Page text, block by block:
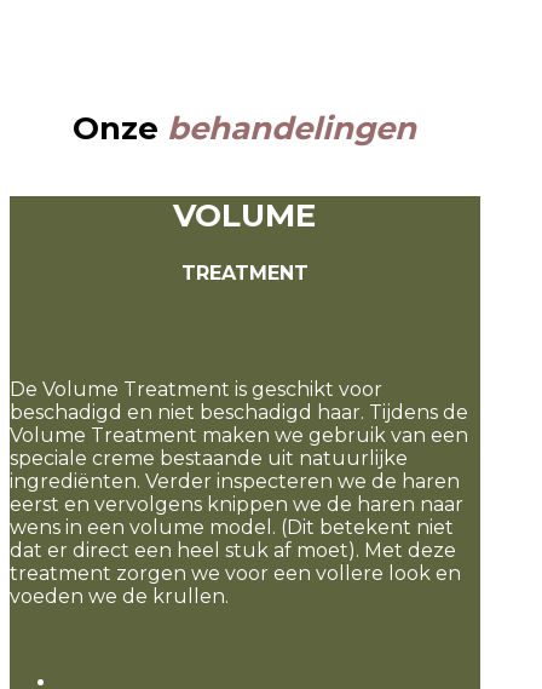
Onze behandelingen
VOLUME
TREATMENT
De Volume Treatment is geschikt voor
beschadigd en niet beschadigd haar. Tijdens de
Volume Treatment maken we gebruik van een
speciale creme bestaande uit natuurlijke
ingrediënten. Verder inspecteren we de haren
eerst en vervolgens knippen we de haren naar
wens in een volume model. (Dit betekent niet
dat er direct een heel stuk af moet). Met deze
treatment zorgen we voor een vollere look en
voeden we de krullen.